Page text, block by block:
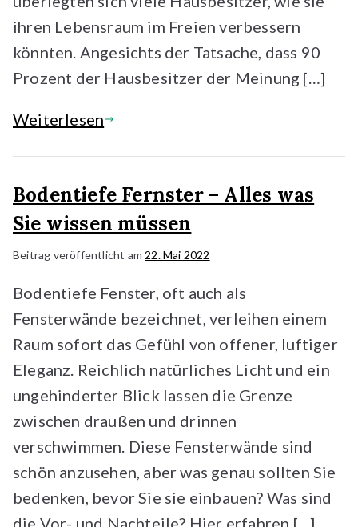
ihren Lebensraum im Freien verbessern
könnten. Angesichts der Tatsache, dass 90
Prozent der Hausbesitzer der Meinung […]
Weiterlesen
Bodentiefe Fernster – Alles was
Sie wissen müssen
Beitrag veröffentlicht am 22. Mai 2022
Bodentiefe Fenster, oft auch als
Fensterwände bezeichnet, verleihen einem
Raum sofort das Gefühl von offener, luftiger
Eleganz. Reichlich natürliches Licht und ein
ungehinderter Blick lassen die Grenze
zwischen draußen und drinnen
verschwimmen. Diese Fensterwände sind
schön anzusehen, aber was genau sollten Sie
bedenken, bevor Sie sie einbauen? Was sind
die Vor- und Nachteile? Hier erfahren […]